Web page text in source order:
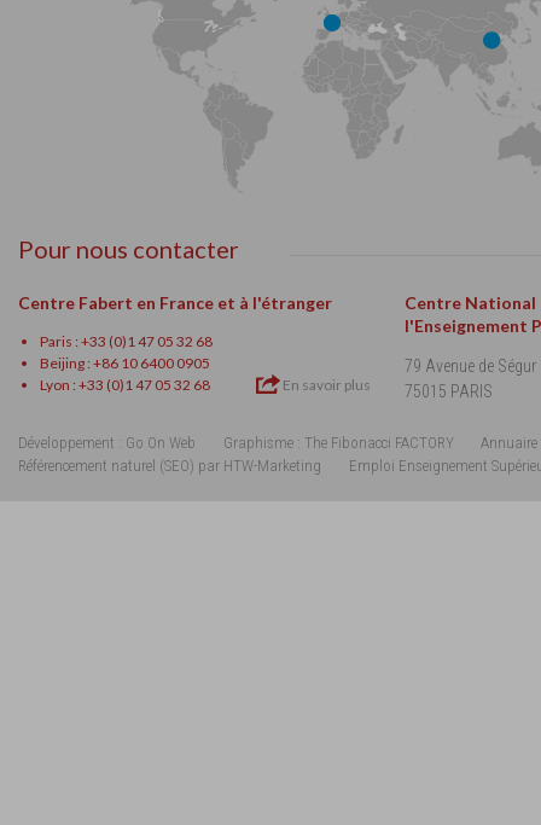
Pour nous contacter
Centre Fabert en France et à l'étranger
Paris : +33 (0)1 47 05 32 68
Beijing : +86 10 6400 0905
Lyon : +33 (0)1 47 05 32 68
En savoir plus
Centre National
l'Enseignement
79 Avenue de Ségur
75015 PARIS
Développement : Go On Web Graphisme : The Fibonacci FACTORY
Annuaire
Référencement naturel (SEO) par HTW-Marketing
Emploi Enseignement